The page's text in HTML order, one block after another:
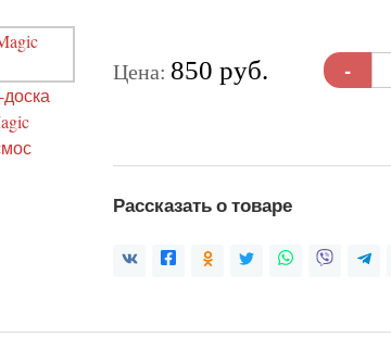
Цена: 850 руб. -
Рассказать о товаре